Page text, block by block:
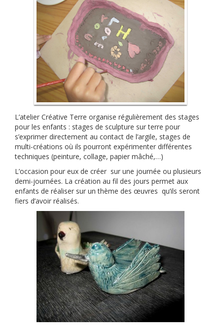
L’atelier Créative Terre organise régulièrement des stages
pour les enfants : stages de sculpture sur terre pour
s’exprimer directement au contact de l’argile, stages de
multi-créations où ils pourront expérimenter différentes
techniques (peinture, collage, papier mâché,…)
L’occasion pour eux de créer sur une journée ou plusieurs
demi-journées. La création au fil des jours permet aux
enfants de réaliser sur un thème des œuvres qu’ils seront
fiers d’avoir réalisés.